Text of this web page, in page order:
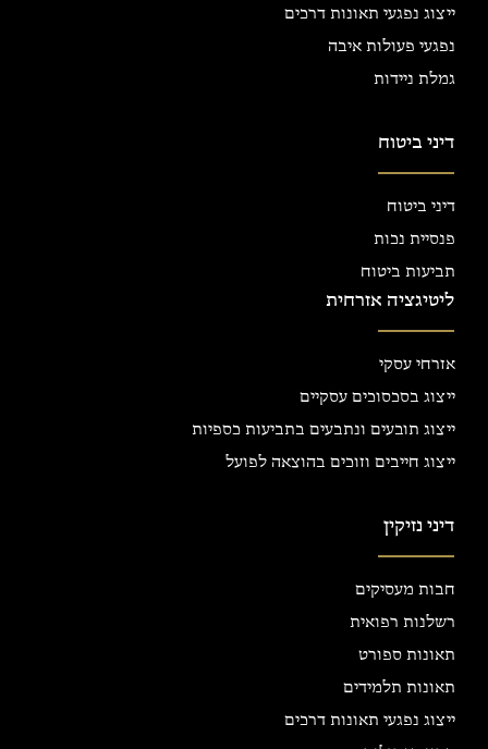
ייצוג נפגעי תאונות דרכים
נפגעי פעולות איבה
גמלת ניידות
דיני ביטוח
דיני ביטוח
פנסיית נכות
תביעות ביטוח
ליטיגציה אזרחית
אזרחי עסקי
ייצוג בסכסוכים עסקיים
ייצוג תובעים ונתבעים בתביעות כספיות
ייצוג חייבים וזוכים בהוצאה לפועל
דיני נזיקין
חבות מעסיקים
רשלנות רפואית
תאונות ספורט
תאונות תלמידים
ייצוג נפגעי תאונות דרכים